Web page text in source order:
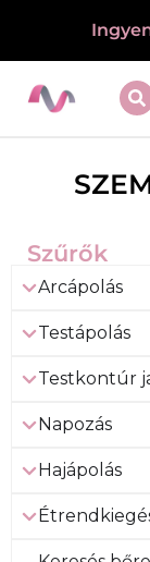
Szűrők
Arcápolás
Testápolás
Testkontúr
Napozás
Hajápolás